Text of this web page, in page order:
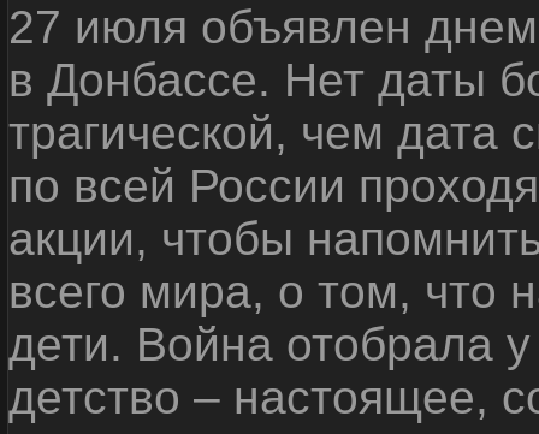
27 июля объявлен
в Донбассе. Нет даты
трагической, чем дата
по всей России
акции, чтобы
всего мира, о том, что
дети. Война отобрала
детство – настоящее,